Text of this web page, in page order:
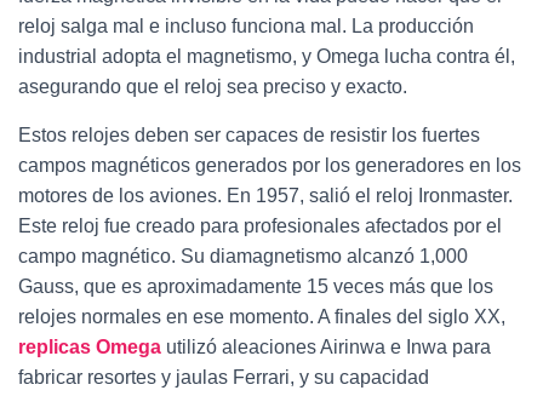
reloj salga mal e incluso funciona mal. La producción
industrial adopta el magnetismo, y Omega lucha contra él,
asegurando que el reloj sea preciso y exacto.
Estos relojes deben ser capaces de resistir los fuertes
campos magnéticos generados por los generadores en los
motores de los aviones. En 1957, salió el reloj Ironmaster.
Este reloj fue creado para profesionales afectados por el
campo magnético. Su diamagnetismo alcanzó 1,000
Gauss, que es aproximadamente 15 veces más que los
relojes normales en ese momento. A finales del siglo XX,
replicas Omega utilizó aleaciones Airinwa e Inwa para
fabricar resortes y jaulas Ferrari, y su capacidad